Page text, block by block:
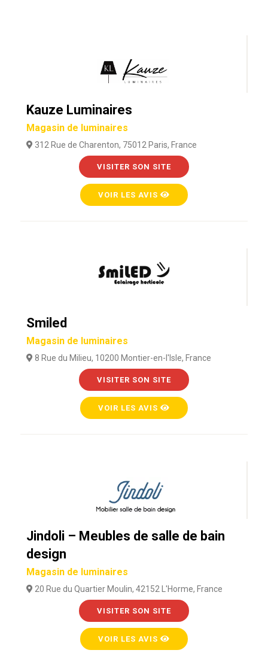
Kauze Luminaires
Magasin de luminaires
312 Rue de Charenton, 75012 Paris, France
VISITER SON SITE
VOIR LES AVIS
Smiled
Magasin de luminaires
8 Rue du Milieu, 10200 Montier-en-l'Isle, France
VISITER SON SITE
VOIR LES AVIS
Jindoli – Meubles de salle de bain
design
Magasin de luminaires
20 Rue du Quartier Moulin, 42152 L'Horme, France
VISITER SON SITE
VOIR LES AVIS